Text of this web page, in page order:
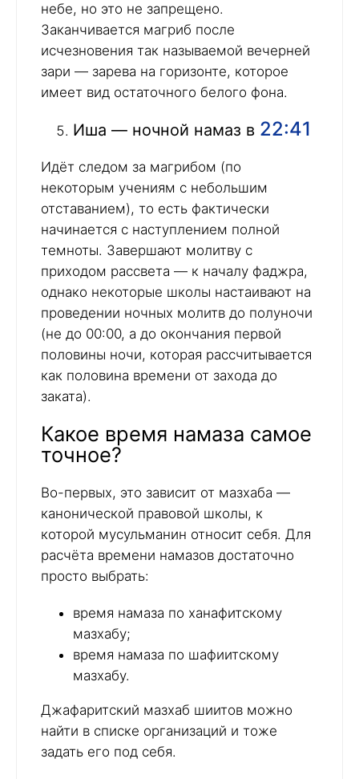
небе, но это не запрещено.
Заканчивается магриб после
исчезновения так называемой вечерней
зари — зарева на горизонте, которое
имеет вид остаточного белого фона.
Иша — ночной намаз в 22:41
Идёт следом за магрибом (по
некоторым учениям с небольшим
отставанием), то есть фактически
начинается с наступлением полной
темноты. Завершают молитву с
приходом рассвета — к началу фаджра,
однако некоторые школы настаивают на
проведении ночных молитв до полуночи
(не до 00:00, а до окончания первой
половины ночи, которая рассчитывается
как половина времени от захода до
заката).
Какое время намаза самое
точное?
Во-первых, это зависит от мазхаба —
канонической правовой школы, к
которой мусульманин относит себя. Для
расчёта времени намазов достаточно
просто выбрать:
время намаза по ханафитскому
мазхабу;
время намаза по шафиитскому
мазхабу.
Джафаритский мазхаб шиитов можно
найти в списке организаций и тоже
задать его под себя.